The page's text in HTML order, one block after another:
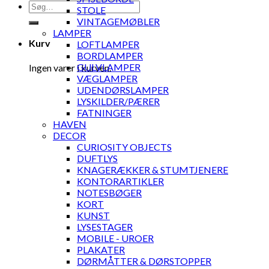
Søg
efter:
Kurv
Ingen varer i kurven.
STOLE
VINTAGEMØBLER
LAMPER
LOFTLAMPER
BORDLAMPER
GULVLAMPER
VÆGLAMPER
UDENDØRSLAMPER
LYSKILDER/PÆRER
FATNINGER
HAVEN
DECOR
CURIOSITY OBJECTS
DUFTLYS
KNAGERÆKKER & STUMTJENERE
KONTORARTIKLER
NOTESBØGER
KORT
KUNST
LYSESTAGER
MOBILE - UROER
PLAKATER
DØRMÅTTER & DØRSTOPPER